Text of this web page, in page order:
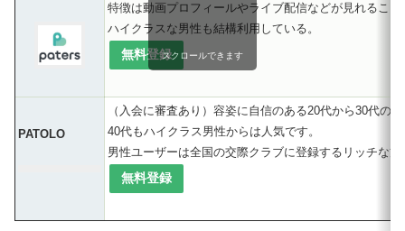
特徴は動画プロフィールやライブ配信などが見れること
ハイクラスな男性も結構利用している。
無料登録
PATOLO
（入会に審査あり）容姿に自信のある20代から30代の
40代もハイクラス男性からは人気です。
男性ユーザーは全国の交際クラブに登録するリッチな方
無料登録
スクロールできます